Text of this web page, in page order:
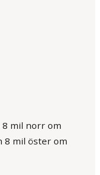
mil norr om
8 mil öster om